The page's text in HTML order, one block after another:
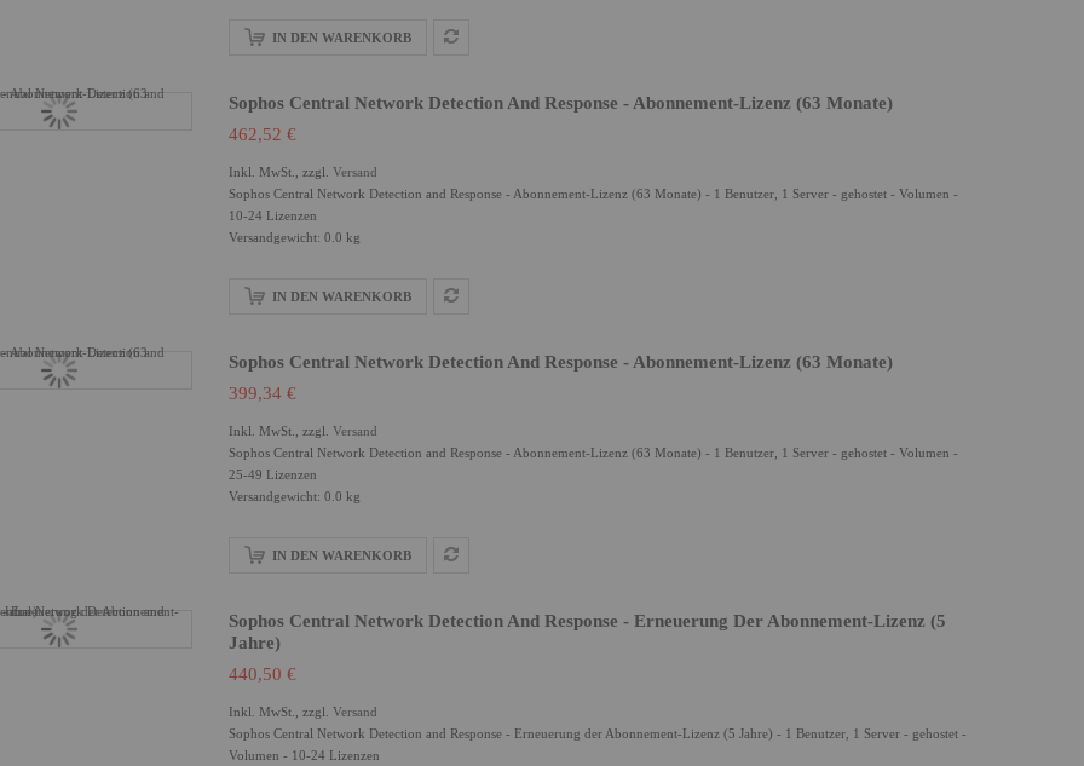
IN DEN WARENKORB
Sophos Central Network Detection And Response - Abonnement-Lizenz (63 Monate)
462,52 €
Inkl. MwSt., zzgl. Versand
Sophos Central Network Detection and Response - Abonnement-Lizenz (63 Monate) - 1 Benutzer, 1 Server - gehostet - Volumen -
10-24 Lizenzen
Versandgewicht: 0.0 kg
IN DEN WARENKORB
Sophos Central Network Detection And Response - Abonnement-Lizenz (63 Monate)
399,34 €
Inkl. MwSt., zzgl. Versand
Sophos Central Network Detection and Response - Abonnement-Lizenz (63 Monate) - 1 Benutzer, 1 Server - gehostet - Volumen -
25-49 Lizenzen
Versandgewicht: 0.0 kg
IN DEN WARENKORB
Sophos Central Network Detection And Response - Erneuerung Der Abonnement-Lizenz (5
Jahre)
440,50 €
Inkl. MwSt., zzgl. Versand
Sophos Central Network Detection and Response - Erneuerung der Abonnement-Lizenz (5 Jahre) - 1 Benutzer, 1 Server - gehostet -
Volumen - 10-24 Lizenzen